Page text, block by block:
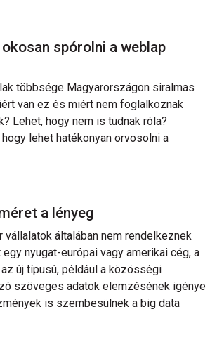
spórolni a weblap
többsége Magyarországon siralmas
van ez és miért nem foglalkoznak
Lehet, hogy nem is tudnak róla?
lehet hatékonyan orvosolni a
a lényeg
vállalatok általában nem rendelkeznek
egy nyugat-európai vagy amerikai cég, a
új típusú, például a közösségi
szöveges adatok elemzésének igénye
is szembesülnek a big data